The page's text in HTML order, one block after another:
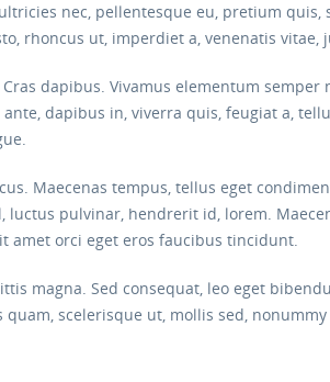
nec, pellentesque eu, pretium quis,
rhoncus ut, imperdiet a, venenatis vitae,
dapibus. Vivamus elementum
dapibus in, viverra quis, feugiat a,
Maecenas tempus, tellus eget
pulvinar, hendrerit id, lorem.
amet orci eget eros faucibus tincidunt.
magna. Sed consequat, leo eget
scelerisque ut, mollis sed,